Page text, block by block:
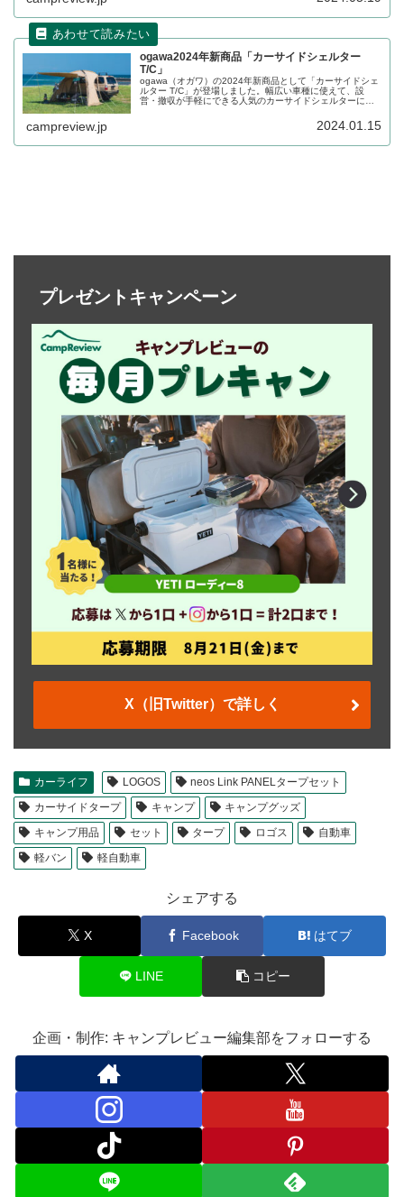
ogawa2024年新商品「カーサイドシェルター
T/C」
ogawa（オガワ）の2024年新商品として「カーサイドシェ
ルター T/C」が登場しました。幅広い車種に使えて、設
営・撤収が手軽にできる人気のカーサイドシェルターに、
campreview.jp 2024.01.15
プレゼントキャンペーン
X（旧Twitter）で詳しく
カーライフ LOGOS
neos Link PANELタープセット
カーサイドタープ
キャンプ
キャンプグッズ
キャンプ用品
セット タープ ロゴス
自動車
軽バン
軽自動車
シェアする
X Facebook はてブ
LINE コピー
企画・制作: キャンプレビュー編集部をフォローする